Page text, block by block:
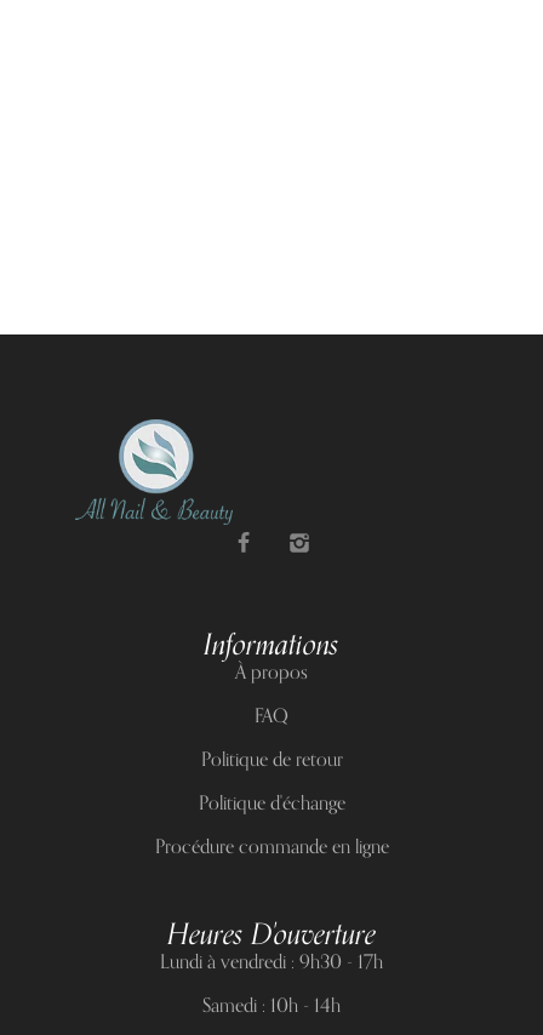
Informations
À propos
FAQ
Politique de retour
Politique d'échange
Procédure commande en ligne
Heures D'ouverture
Lundi à vendredi : 9h30 - 17h
Samedi : 10h - 14h